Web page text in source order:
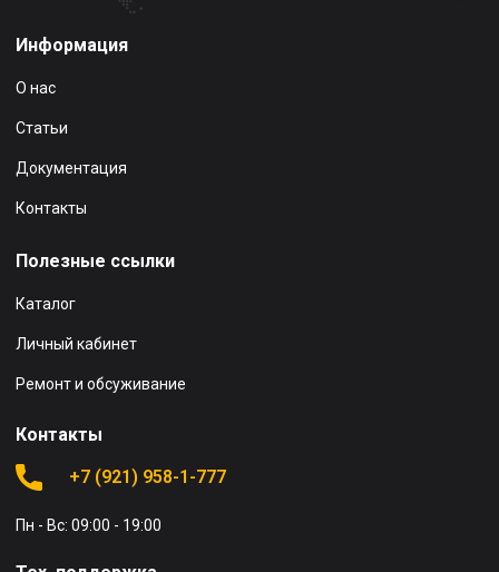
Информация
О нас
Статьи
Документация
Контакты
Полезные ссылки
Каталог
Личный кабинет
Ремонт и обсуживание
Контакты
+7 (921) 958-1-777
Пн - Вс: 09:00 - 19:00